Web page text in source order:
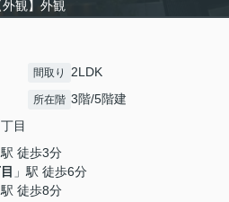
外観】外観
間取り 2LDK
所在階 3階/5階建
目
駅 徒歩3分
」駅 徒歩6分
駅 徒歩8分